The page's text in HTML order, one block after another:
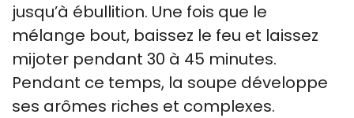
jusqu’à ébullition. Une fois que le
mélange bout, baissez le feu et laissez
mijoter pendant 30 à 45 minutes.
Pendant ce temps, la soupe développe
ses arômes riches et complexes.